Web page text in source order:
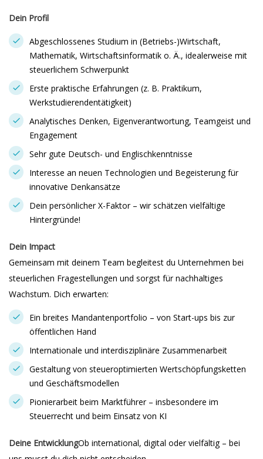
Dein Profil
Abgeschlossenes Studium in (Betriebs-)Wirtschaft,
Mathematik, Wirtschaftsinformatik o. Ä., idealerweise mit
steuerlichem Schwerpunkt
Erste praktische Erfahrungen (z. B. Praktikum,
Werkstudierendentätigkeit)
Analytisches Denken, Eigenverantwortung, Teamgeist und
Engagement
Sehr gute Deutsch- und Englischkenntnisse
Interesse an neuen Technologien und Begeisterung für
innovative Denkansätze
Dein persönlicher X-Faktor – wir schätzen vielfältige
Hintergründe!
Dein Impact
Gemeinsam mit deinem Team begleitest du Unternehmen bei
steuerlichen Fragestellungen und sorgst für nachhaltiges
Wachstum. Dich erwarten:
Ein breites Mandantenportfolio – von Start-ups bis zur
öffentlichen Hand
Internationale und interdisziplinäre Zusammenarbeit
Gestaltung von steueroptimierten Wertschöpfungsketten
und Geschäftsmodellen
Pionierarbeit beim Marktführer – insbesondere im
Steuerrecht und beim Einsatz von KI
Deine EntwicklungOb international, digital oder vielfältig – bei